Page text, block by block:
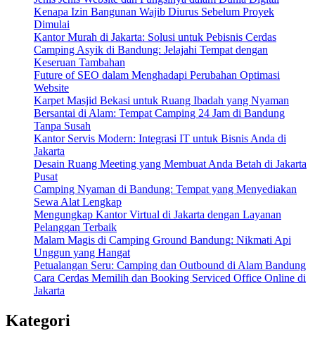
Kenapa Izin Bangunan Wajib Diurus Sebelum Proyek
Dimulai
Kantor Murah di Jakarta: Solusi untuk Pebisnis Cerdas
Camping Asyik di Bandung: Jelajahi Tempat dengan
Keseruan Tambahan
Future of SEO dalam Menghadapi Perubahan Optimasi
Website
Karpet Masjid Bekasi untuk Ruang Ibadah yang Nyaman
Bersantai di Alam: Tempat Camping 24 Jam di Bandung
Tanpa Susah
Kantor Servis Modern: Integrasi IT untuk Bisnis Anda di
Jakarta
Desain Ruang Meeting yang Membuat Anda Betah di Jakarta
Pusat
Camping Nyaman di Bandung: Tempat yang Menyediakan
Sewa Alat Lengkap
Mengungkap Kantor Virtual di Jakarta dengan Layanan
Pelanggan Terbaik
Malam Magis di Camping Ground Bandung: Nikmati Api
Unggun yang Hangat
Petualangan Seru: Camping dan Outbound di Alam Bandung
Cara Cerdas Memilih dan Booking Serviced Office Online di
Jakarta
Kategori